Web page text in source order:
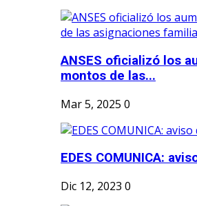
ANSES oficializó los
montos de las...
Mar 5, 2025 0
EDES COMUNICA:
Dic 12, 2023 0